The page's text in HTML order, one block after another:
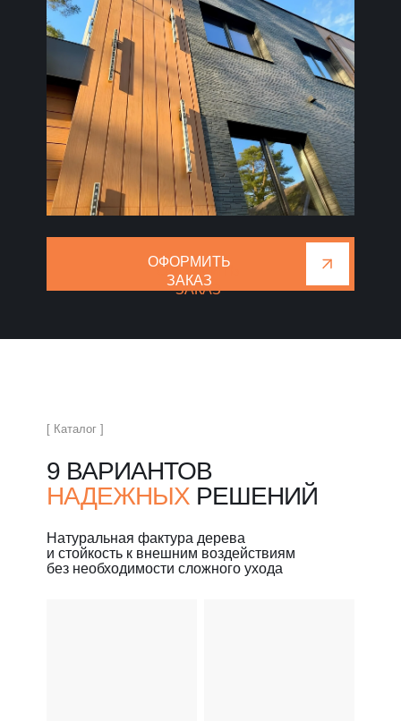
ОФОРМИТЬ
ЗАКАЗ
ОФОРМИТЬ
ЗАКАЗ
Натуральная фактура дерева
и стойкость к внешним воздействиям
без необходимости сложного ухода
9 ВАРИАНТОВ
НАДЕЖНЫХ РЕШЕНИЙ
[ Каталог ]